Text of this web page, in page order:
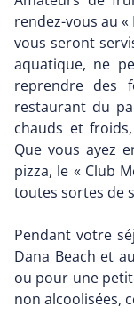
rendez-vous au
vous seront
aquatique, ne
reprendre des
restaurant du
chauds et
Que vous ayez
pizza, le « Club
toutes sortes de
Pendant votre
Dana Beach et
ou pour une
non alcoolisées,